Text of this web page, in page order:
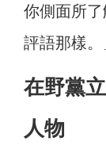
你側面所
評語那樣。
在野黨
人物